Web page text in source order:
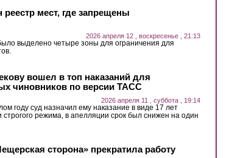
мест, где запрещены
2026 апреля 12 , воскресенье , 21:13
выделено четыре зоны для ограничения для
вошел в топ наказаний для
чиновников по версии ТАСС
2026 апреля 11 , суббота , 19:14
году суд назначил ему наказание в виде 17 лет
строгого режима, в апелляции срок был снижен на один
сторона» прекратила работу